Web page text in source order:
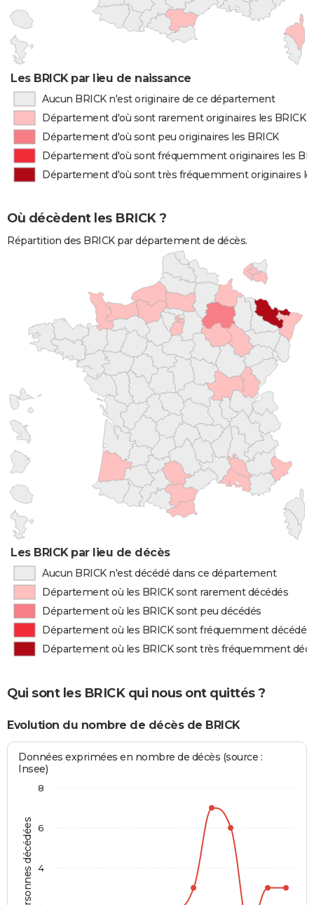
Les BRICK par lieu de naissance
Aucun BRICK n'est originaire de ce département
Département d'où sont rarement originaires les BRICK
Département d'où sont peu originaires les BRICK
Département d'où sont fréquemment originaires les
Département d'où sont très fréquemment originaires
Où décèdent les BRICK ?
Répartition des BRICK par département de décès.
Les BRICK par lieu de décès
Aucun BRICK n'est décédé dans ce département
Département où les BRICK sont rarement décédés
Département où les BRICK sont peu décédés
Département où les BRICK sont fréquemment décédés
Département où les BRICK sont très fréquemment
Qui sont les BRICK qui nous ont quittés ?
Evolution du nombre de décès de BRICK
Personnes décédées
Données exprimées en nombre de décès (source :
Insee)
4
6
8